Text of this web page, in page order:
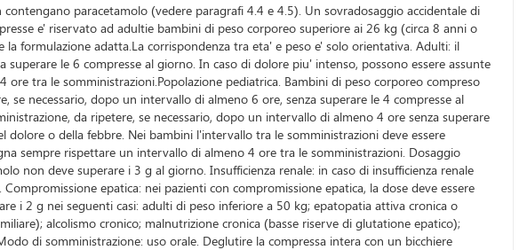
paracetamolo (vedere paragrafi 4.4 e 4.5). Un sovradosaggio accidentale di
e' riservato ad adultie bambini di peso corporeo superiore ai 26 kg (circa 8 anni o
formulazione adatta.La corrispondenza tra eta' e peso e' solo orientativa. Adulti: il
le 6 compresse al giorno. In caso di dolore piu' intenso, possono essere assunte
tra le somministrazioni.Popolazione pediatrica. Bambini di peso corporeo compreso
necessario, dopo un intervallo di almeno 6 ore, senza superare le 4 compresse al
da ripetere, se necessario, dopo un intervallo di almeno 4 ore senza superare
o della febbre. Nei bambini l'intervallo tra le somministrazioni deve essere
sempre rispettare un intervallo di almeno 4 ore tra le somministrazioni. Dosaggio
non deve superare i 3 g al giorno. Insufficienza renale: in caso di insufficienza renale
epatica: nei pazienti con compromissione epatica, la dose deve essere
i 2 g nei seguenti casi: adulti di peso inferiore a 50 kg; epatopatia attiva cronica o
alcolismo cronico; malnutrizione cronica (basse riserve di glutatione epatico);
di somministrazione: uso orale. Deglutire la compressa intera con un bicchiere